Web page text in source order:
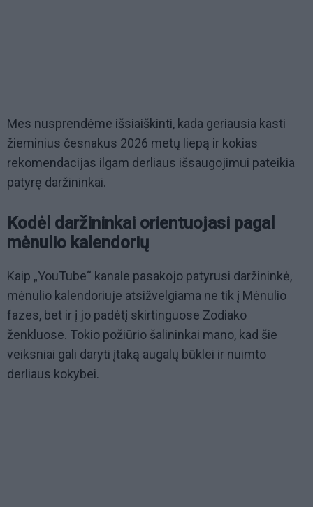
Mes nusprendėme išsiaiškinti, kada geriausia kasti
žieminius česnakus 2026 metų liepą ir kokias
rekomendacijas ilgam derliaus išsaugojimui pateikia
patyrę daržininkai.
Kodėl daržininkai orientuojasi pagal
mėnulio kalendorių
Kaip „YouTube“ kanale pasakojo patyrusi daržininkė,
mėnulio kalendoriuje atsižvelgiama ne tik į Mėnulio
fazes, bet ir į jo padėtį skirtinguose Zodiako
ženkluose. Tokio požiūrio šalininkai mano, kad šie
veiksniai gali daryti įtaką augalų būklei ir nuimto
derliaus kokybei.